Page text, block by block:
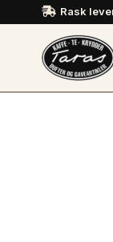
 Rask